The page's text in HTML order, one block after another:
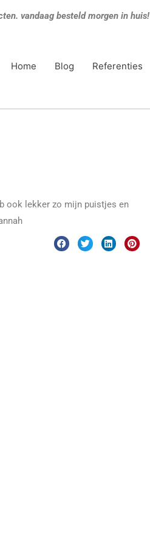
vandaag besteld morgen in huis!
Home Blog Referenties
ook lekker zo mijn puistjes en